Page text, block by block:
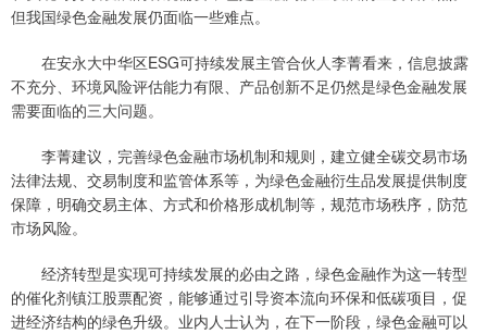
但我国绿色金融发展仍面临一些难点。
在安永大中华区ESG可持续发展主管合伙人李菁看来，信息披露
不充分、环境风险评估能力有限、产品创新不足仍然是绿色金融发展
需要面临的三大问题。
李菁建议，完善绿色金融市场机制和规则，建立健全碳交易市场
法律法规、交易制度和监管体系等，为绿色金融衍生品发展提供制度
保障，明确交易主体、方式和价格形成机制等，规范市场秩序，防范
市场风险。
经济转型是实现可持续发展的必由之路，绿色金融作为这一转型
的催化剂镇江股票配资，能够通过引导资本流向环保和低碳项目，促
进经济结构的绿色升级。业内人士认为，在下一阶段，绿色金融可以